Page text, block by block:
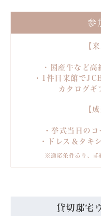
参
【
・国産牛など
・1件目来館で
カタログ
【
・挙式当日の
・ドレス＆タ
※適応条件あり、詳
貸切邸宅